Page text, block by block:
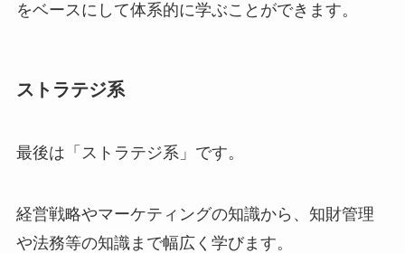
をベースにして体系的に学ぶことができます。
ストラテジ系
最後は「ストラテジ系」です。
経営戦略やマーケティングの知識から、知財管理
や法務等の知識まで幅広く学びます。